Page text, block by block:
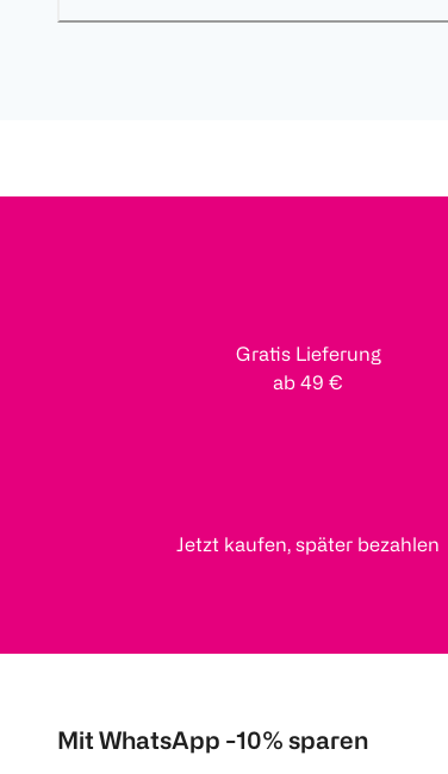
Gratis Lieferung
ab 49 €
Jetzt kaufen, später bezahlen
Mit WhatsApp -10% sparen